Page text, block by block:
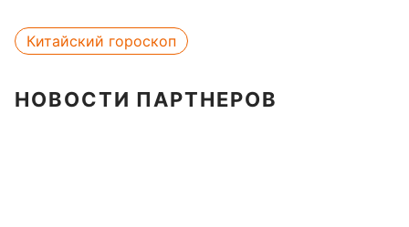
Китайский гороскоп
НОВОСТИ ПАРТНЕРОВ